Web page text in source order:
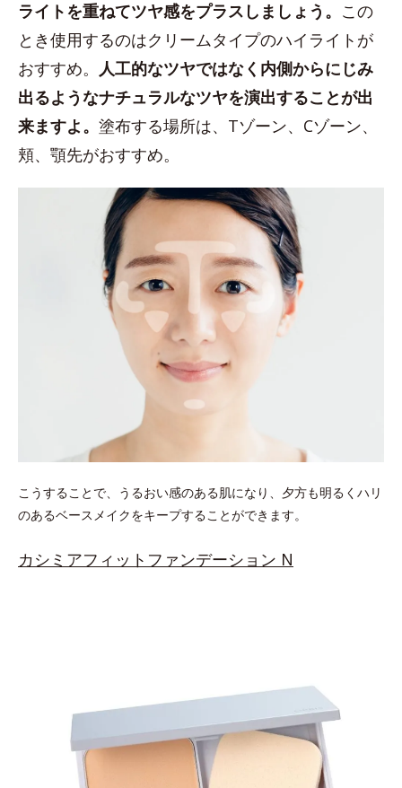
ライトを重ねてツヤ感をプラスしましょう。 この
とき使用するのはクリームタイプのハイライトが
おすすめ。 人工的なツヤではなく内側からにじみ
出るようなナチュラルなツヤを演出することが出
来ますよ。 塗布する場所は、Tゾーン、Cゾーン、
頬、顎先がおすすめ。
こうすることで、うるおい感のある肌になり、夕方も明るくハリ
のあるベースメイクをキープすることができます。
カシミアフィットファンデーション N